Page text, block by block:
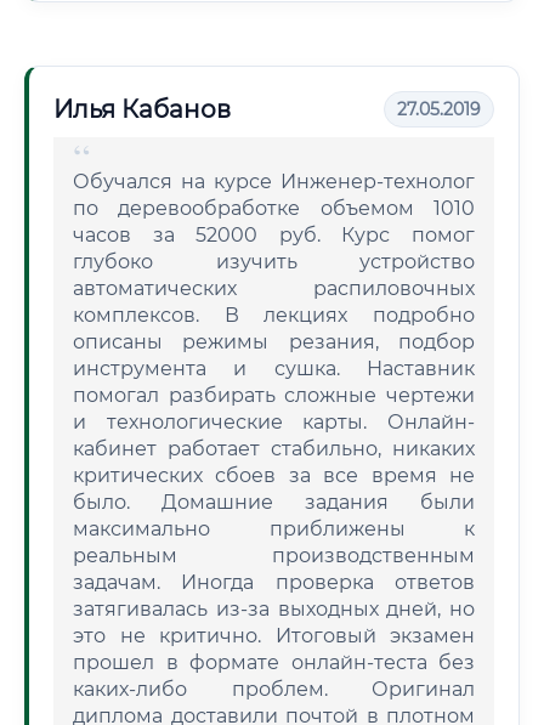
Илья Кабанов 27.05.2019
Обучался на курсе Инженер-технолог
по деревообработке объемом 1010
часов за 52000 руб. Курс помог
глубоко изучить устройство
автоматических распиловочных
комплексов. В лекциях подробно
описаны режимы резания, подбор
инструмента и сушка. Наставник
помогал разбирать сложные чертежи
и технологические карты. Онлайн-
кабинет работает стабильно, никаких
критических сбоев за все время не
было. Домашние задания были
максимально приближены к
реальным производственным
задачам. Иногда проверка ответов
затягивалась из-за выходных дней, но
это не критично. Итоговый экзамен
прошел в формате онлайн-теста без
каких-либо проблем. Оригинал
диплома доставили почтой в плотном